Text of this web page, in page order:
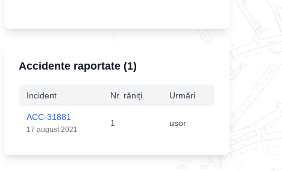
Accidente raportate (1)
Incident Nr. răniți Urmări
ACC-31881
17 august 2021
1 usor